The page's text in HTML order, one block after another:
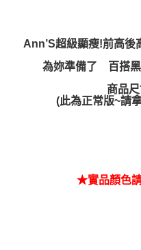
Ann’S超級顯瘦!前高後
為妳準備了 百搭
商品
(此為正常版~請
★實品顏色